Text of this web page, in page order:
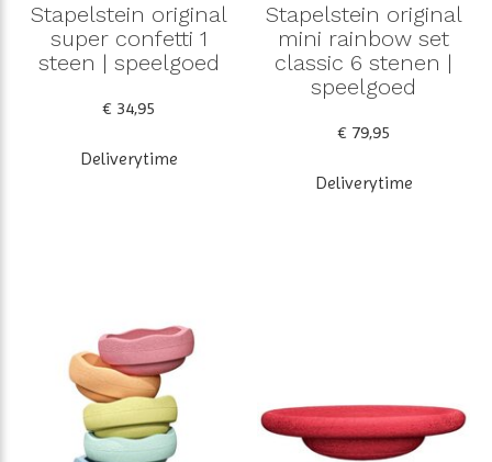
Stapelstein original
super confetti 1
steen | speelgoed
€ 34,95
Deliverytime
Stapelstein original
mini rainbow set
classic 6 stenen |
speelgoed
€ 79,95
Deliverytime